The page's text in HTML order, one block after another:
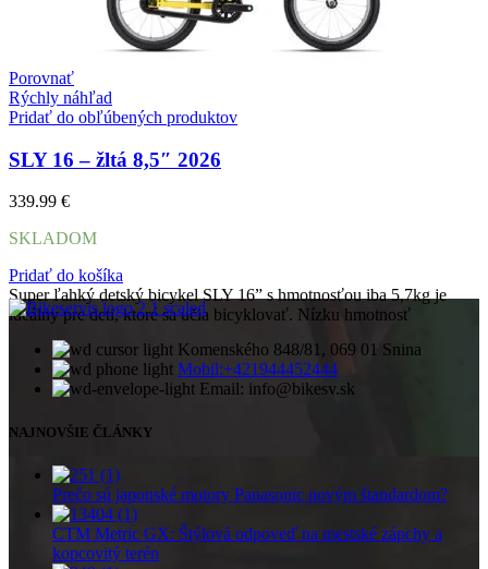
Porovnať
Rýchly náhľad
Pridať do obľúbených produktov
SLY 16 – žltá 8,5″ 2026
339.99 €
SKLADOM
Pridať do košíka
Super ľahký detský bicykel SLY 16” s hmotnosťou iba 5,7kg je
ideálny pre deti, ktoré sa učia bicyklovať. Nízku hmotnosť
Komenského 848/81, 069 01 Snina
Mobil:+421944452444
Email: info@bikesv.sk
NAJNOVŠIE ČLÁNKY
Prečo sú japonské motory Panasonic novým štandardom?
CTM Metric GX: Štýlová odpoveď na mestské zápchy a
kopcovitý terén